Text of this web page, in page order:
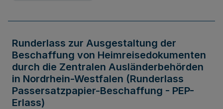
Runderlass zur Ausgestaltung der
Beschaffung von Heimreisedokumenten
durch die Zentralen Ausländerbehörden
in Nordrhein-Westfalen (Runderlass
Passersatzpapier-Beschaffung - PEP-
Erlass)